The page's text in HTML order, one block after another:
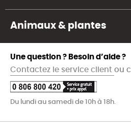
Animaux & plantes
Une question ? Besoin d’aide ?
Contactez le service client ou
Du lundi au samedi de 10h à 18h.